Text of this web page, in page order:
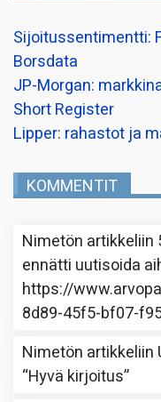
Sijoitussentimentti:
Borsdata
JP-Morgan:
Short Register
Lipper: rahastot ja
KOMMENTIT
Nimetön artikkeliin
ennätti uutisoida
https://
8d89-45f5-bf07-
Nimetön artikkeliin
“Hyvä kirjoitus”